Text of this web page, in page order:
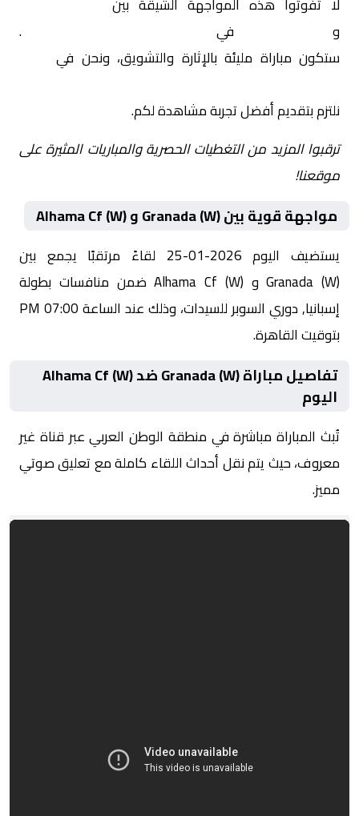
وAlhama Cf (W) في
.
ستكون مباراة مليئة بالإثارة والتشويق، ونحن في
نلتزم بتقديم أفضل تجربة مشاهدة لكم.
ترقبوا المزيد من التغطيات الحصرية والمباريات المثيرة على
موقعنا!
مواجهة قوية بين Granada (W) و Alhama Cf (W)
يستضيف اليوم 2026-01-25 لقاءً مرتقبًا يجمع بين
Granada (W) و Alhama Cf (W) ضمن منافسات بطولة
إسبانيا, دوري السوبر للسيدات، وذلك عند الساعة 07:00 PM
بتوقيت القاهرة.
تفاصيل مباراة Granada (W) ضد Alhama Cf (W)
اليوم
تُبث المباراة مباشرة في منطقة الوطن العربي عبر قناة غير
معروف، حيث يتم نقل أحداث اللقاء كاملة مع تعليق صوتي
مميز.